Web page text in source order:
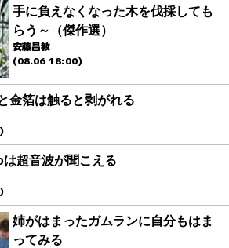
手に負えなくなった木を伐採しても
らう～（傑作選）
安藤昌教
(08.06 18:00)
金箔は触ると剥がれる
超音波が聞こえる
姉がはまったガムランに自分もはま
ってみる